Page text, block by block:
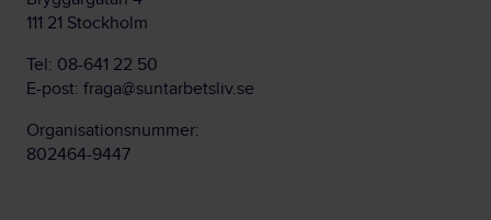
111 21 Stockholm
Tel: 08-641 22 50
E-post: fraga@suntarbetsliv.se
Organisationsnummer:
802464-9447